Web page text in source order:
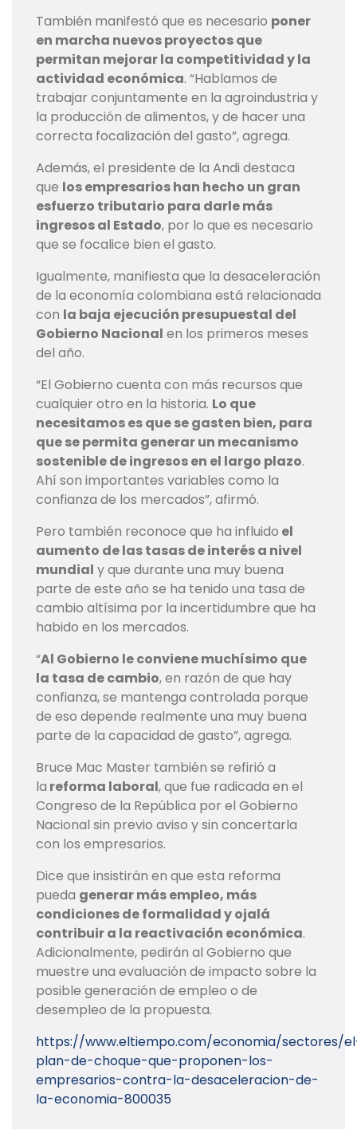
También manifestó que es necesario poner
en marcha nuevos proyectos que
permitan mejorar la competitividad y la
actividad económica. “Hablamos de
trabajar conjuntamente en la agroindustria y
la producción de alimentos, y de hacer una
correcta focalización del gasto”, agrega.
Además, el presidente de la Andi destaca
que los empresarios han hecho un gran
esfuerzo tributario para darle más
ingresos al Estado, por lo que es necesario
que se focalice bien el gasto.
Igualmente, manifiesta que la desaceleración
de la economía colombiana está relacionada
con la baja ejecución presupuestal del
Gobierno Nacional en los primeros meses
del año.
“El Gobierno cuenta con más recursos que
cualquier otro en la historia. Lo que
necesitamos es que se gasten bien, para
que se permita generar un mecanismo
sostenible de ingresos en el largo plazo.
Ahí son importantes variables como la
confianza de los mercados”, afirmó.
Pero también reconoce que ha influido el
aumento de las tasas de interés a nivel
mundial y que durante una muy buena
parte de este año se ha tenido una tasa de
cambio altísima por la incertidumbre que ha
habido en los mercados.
“Al Gobierno le conviene muchísimo que
la tasa de cambio, en razón de que hay
confianza, se mantenga controlada porque
de eso depende realmente una muy buena
parte de la capacidad de gasto”, agrega.
Bruce Mac Master también se refirió a
la reforma laboral, que fue radicada en el
Congreso de la República por el Gobierno
Nacional sin previo aviso y sin concertarla
con los empresarios.
Dice que insistirán en que esta reforma
pueda generar más empleo, más
condiciones de formalidad y ojalá
contribuir a la reactivación económica.
Adicionalmente, pedirán al Gobierno que
muestre una evaluación de impacto sobre la
posible generación de empleo o de
desempleo de la propuesta.
https://www.eltiempo.com/economia/sectores/
plan-de-choque-que-proponen-los-
empresarios-contra-la-desaceleracion-de-
la-economia-800035